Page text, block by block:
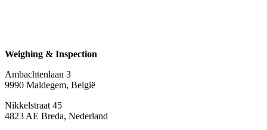
Weighing & Inspection
Ambachtenlaan 3
9990 Maldegem, België
Nikkelstraat 45
4823 AE Breda, Nederland